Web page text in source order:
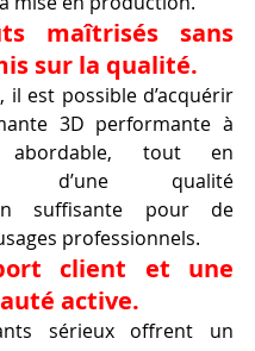
maîtrisés sans
sur la qualité.
il est possible d’acquérir
3D performante à
tout en
d’une qualité
suffisante pour de
professionnels.
client et une
active.
sérieux offrent un